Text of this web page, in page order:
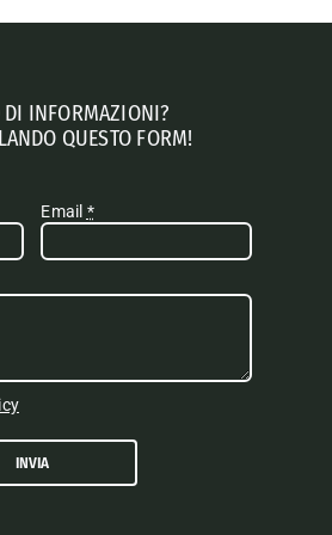
INFORMAZIONI?
QUESTO FORM!
Email *
INVIA